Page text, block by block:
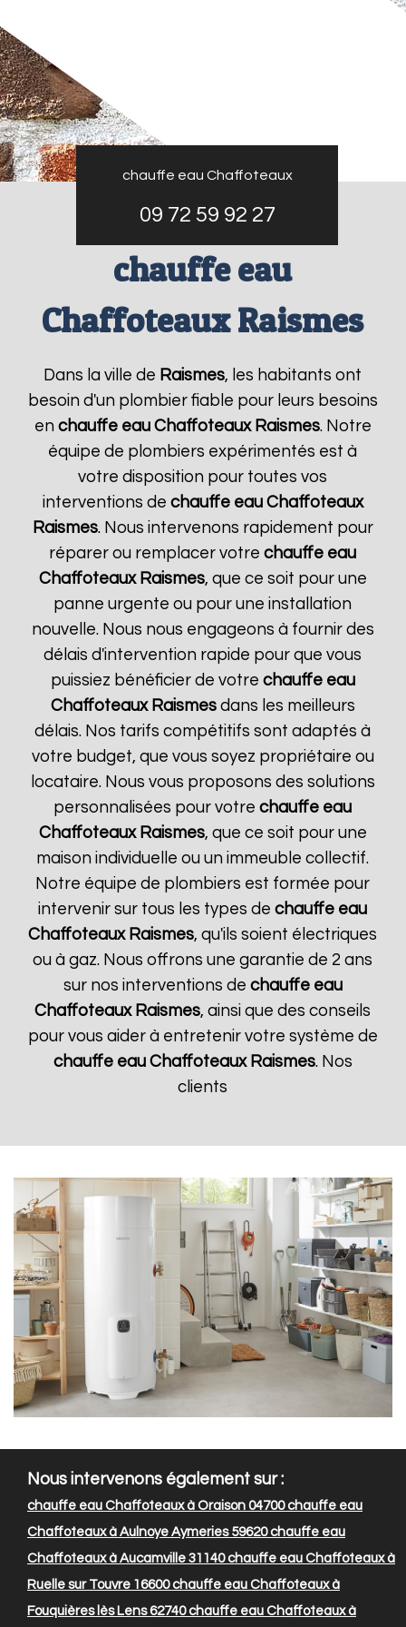
chauffe eau Chaffoteaux
09 72 59 92 27
chauffe eau
Chaffoteaux Raismes
Dans la ville de Raismes, les habitants ont
besoin d'un plombier fiable pour leurs besoins
en chauffe eau Chaffoteaux Raismes. Notre
équipe de plombiers expérimentés est à
votre disposition pour toutes vos
interventions de chauffe eau Chaffoteaux
Raismes. Nous intervenons rapidement pour
réparer ou remplacer votrechauffe eau
Chaffoteaux Raismes, que ce soit pour une
panne urgente ou pour une installation
nouvelle. Nous nous engageons à fournir des
délais d'intervention rapide pour que vous
puissiez bénéficier de votre chauffe eau
Chaffoteaux Raismesdans les meilleurs
délais. Nos tarifs compétitifs sont adaptés à
votre budget, que vous soyez propriétaire ou
locataire. Nous vous proposons des solutions
personnalisées pour votrechauffe eau
Chaffoteaux Raismes, que ce soit pour une
maison individuelle ou un immeuble collectif.
Notre équipe de plombiers est formée pour
intervenir sur tous les types dechauffe eau
Chaffoteaux Raismes, qu'ils soient électriques
ou à gaz. Nous offrons une garantie de 2 ans
sur nos interventions de chauffe eau
Chaffoteaux Raismes, ainsi que des conseils
pour vous aider à entretenir votre système de
chauffe eau Chaffoteaux Raismes. Nos
clients
Nous intervenons également sur :
chauffe eau Chaffoteaux à Oraison 04700chauffe eau
Chaffoteaux à Aulnoye Aymeries 59620chauffe eau
Chaffoteaux à Aucamville 31140chauffe eau Chaffoteaux à
Ruelle sur Touvre 16600chauffe eau Chaffoteaux à
Fouquières lès Lens 62740chauffe eau Chaffoteaux à